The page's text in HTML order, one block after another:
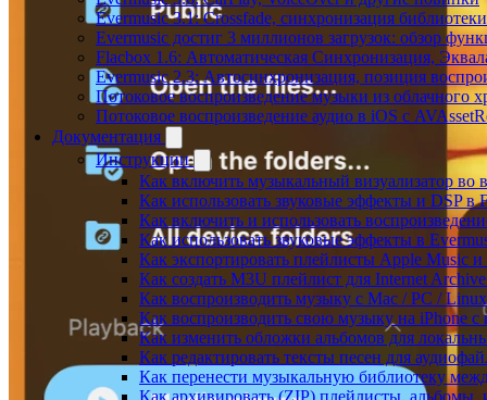
Evermusic 3.1: Crossfade, синхронизация
Evermusic достиг 3 миллионов загрузок: обзор
Flacbox 1.6: Автоматическая Синхронизация,
Evermusic 2.3: Автосинхронизация, позиция
Потоковое воспроизведение музыки из облачного
Потоковое воспроизведение аудио в iOS с
Документация
Инструкции
Как включить музыкальный визуализатор во
Как использовать звуковые эффекты и DSP в
Как включить и использовать
Как использовать звуковые эффекты в
Как экспортировать плейлисты Apple Music
Как создать M3U плейлист для Internet
Как воспроизводить музыку с Mac / PC /
Как воспроизводить свою музыку на iPhone
Как изменить обложки альбомов для
Как редактировать тексты песен для
Как перенести музыкальную библиотеку
Как архивировать (ZIP) плейлисты, альбомы,